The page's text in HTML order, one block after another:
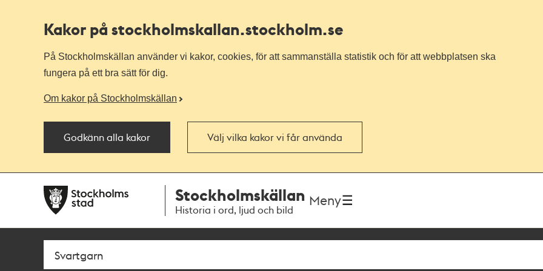
Kakor på stockholmskallan.stockholm.se
På Stockholmskällan använder vi kakor, cookies, för att sammanställa statistik och för att webbplatsen ska
fungera på ett bra sätt för dig.
Om kakor på Stockholmskällan
Godkänn alla kakor Välj vilka kakor vi får använda
navigationen
huvudinnehållet
Stockholmskällan
Historia i ord, ljud och bild
Meny
Sök